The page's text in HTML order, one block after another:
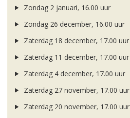
Zondag 2 januari, 16.00 uur
Zondag 26 december, 16.00 uur
Zaterdag 18 december, 17.00 uur
Zaterdag 11 december, 17.00 uur
Zaterdag 4 december, 17.00 uur
Zaterdag 27 november, 17.00 uur
Zaterdag 20 november, 17.00 uur